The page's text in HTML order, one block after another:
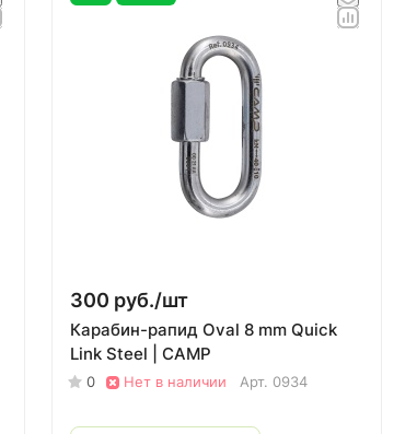
300 руб./шт
Карабин-рапид Oval 8 mm Quick
Link Steel | CAMP
0 Нет в наличии Арт. 0934